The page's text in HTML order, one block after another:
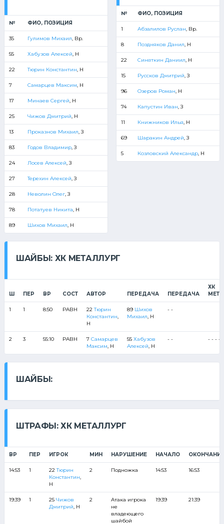
№ ФИО, ПОЗИЦИЯ
35 Гулимов Михаил, Вр.
55 Хабузов Алексей, Н
22 Тюрин Константин, Н
7 Самарцев Максим, Н
17 Минаев Сергей, Н
25 Чижов Дмитрий, Н
13 Проказнов Михаил, З
83 Годов Владимир, З
24 Лосев Алексей, З
27 Терехин Алексей, З
28 Неволин Олег, З
78 Потатуев Никита, Н
89 Шихов Михаил, Н
№ ФИО, ПОЗИЦИЯ
1 Абзалилов Руслан, Вр.
8 Поздняков Данил, Н
22 Синяткин Даниил, Н
15 Руссков Дмитрий, З
96 Озеров Роман, Н
74 Капустин Иван, З
11 Книжников Илья, Н
69 Шаракин Андрей, З
5 Козловский Александр, Н
ШАЙБЫ: ХК МЕТАЛЛУРГ
Ш ПЕР ВР СОСТ АВТОР ПЕРЕДАЧА ПЕРЕДАЧА
ХК
1 1 8:50 РАВН 22Тюрин
Константин,
Н
89 Шихов
Михаил, Н
- -
2 3 55:10 РАВН 7 Самарцев
Максим, Н
55 Хабузов
Алексей, Н
- - - - - - -
ШАЙБЫ:
ШТРАФЫ: ХК МЕТАЛЛУРГ
ВР ПЕР ИГРОК МИН НАРУШЕНИЕ НАЧАЛО ОКОНЧАНИЕ
14:53 1 22Тюрин
Константин,
Н
2 Подножка 14:53 16:53
19:39 1 25 Чижов
Дмитрий, Н
2
Атака игрока
не
владеющего
шайбой
19:39 21:39